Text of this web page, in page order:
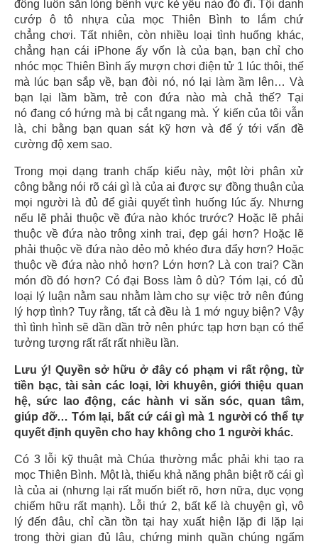
đông luôn sẵn lòng bênh vực kẻ yếu nào đó đi. Tội danh
cướp ô tô nhựa của mọc Thiên Bình to lắm chứ
chẳng chơi. Tất nhiên, còn nhiều loại tình huống khác,
chẳng hạn cái iPhone ấy vốn là của bạn, bạn chỉ cho
nhóc mọc Thiên Bình ấy mượn chơi điện tử 1 lúc thôi, thế
mà lúc bạn sắp về, bạn đòi nó, nó lại làm ầm lên… Và
bạn lại lầm bầm, trẻ con đứa nào mà chả thế? Tại
nó đang có hứng mà bị cắt ngang mà. Ý kiến của tôi vẫn
là, chi bằng bạn quan sát kỹ hơn và để ý tới vấn đề
cường độ xem sao.
Trong mọi dạng tranh chấp kiểu này, một lời phân xử
công bằng nói rõ cái gì là của ai được sự đồng thuận của
mọi người là đủ để giải quyết tình huống lúc ấy. Nhưng
nếu lẽ phải thuộc về đứa nào khóc trước? Hoặc lẽ phải
thuộc về đứa nào trông xinh trai, đẹp gái hơn? Hoặc lẽ
phải thuộc về đứa nào dẻo mỏ khéo đưa đẩy hơn? Hoặc
thuộc về đứa nào nhỏ hơn? Lớn hơn? Là con trai? Cần
món đồ đó hơn? Có đại Boss làm ô dù? Tóm lại, có đủ
loại lý luận nằm sau nhằm làm cho sự việc trở nên đúng
lý hợp tình? Tuy rằng, tất cả đều là 1 mớ nguỵ biện? Vậy
thì tình hình sẽ dần dần trở nên phức tạp hơn bạn có thể
tưởng tượng rất rất rất nhiều lần.
Lưu ý! Quyền sở hữu ở đây có phạm vi rất rộng, từ
tiền bạc, tài sản các loại, lời khuyên, giới thiệu quan
hệ, sức lao động, các hành vi săn sóc, quan tâm,
giúp đỡ… Tóm lại, bất cứ cái gì mà 1 người có thể tự
quyết định quyền cho hay không cho 1 người khác.
Có 3 lỗi kỹ thuật mà Chúa thường mắc phải khi tạo ra
mọc Thiên Bình. Một là, thiếu khả năng phân biệt rõ cái gì
là của ai (nhưng lại rất muốn biết rõ, hơn nữa, dục vọng
chiếm hữu rất mạnh). Lỗi thứ 2, bất kể là chuyện gì, vô
lý đến đâu, chỉ cần tồn tại hay xuất hiện lặp đi lặp lại
trong thời gian đủ lâu, chứng minh quần chúng ngấm